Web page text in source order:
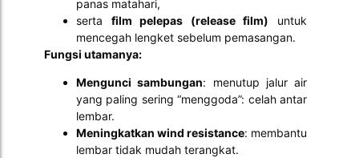
panas matahari,
serta film pelepas (release film) untuk
mencegah lengket sebelum pemasangan.
Fungsi utamanya:
Mengunci sambungan: menutup jalur air
yang paling sering “menggoda”: celah antar
lembar.
Meningkatkan wind resistance: membantu
lembar tidak mudah terangkat.